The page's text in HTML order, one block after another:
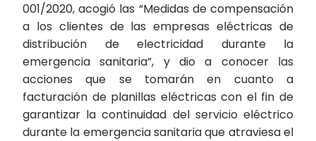
001/2020, acogió las “Medidas de compensación
a los clientes de las empresas eléctricas de
distribución de electricidad durante la
emergencia sanitaria”, y dio a conocer las
acciones que se tomarán en cuanto a
facturación de planillas eléctricas con el fin de
garantizar la continuidad del servicio eléctrico
durante la emergencia sanitaria que atraviesa el